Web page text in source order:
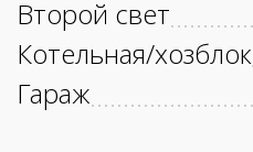
Второй свет
Котельная/хозблок
Гараж